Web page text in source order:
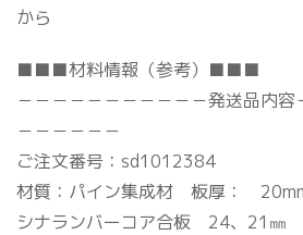
から
■■■材料情報（参考）■■■
－－－－－－－－－－－発送品内容
－－－－－－
ご注文番号：sd1012384
材質：パイン集成材 板厚：
シナランバーコア合板 24、21㎜